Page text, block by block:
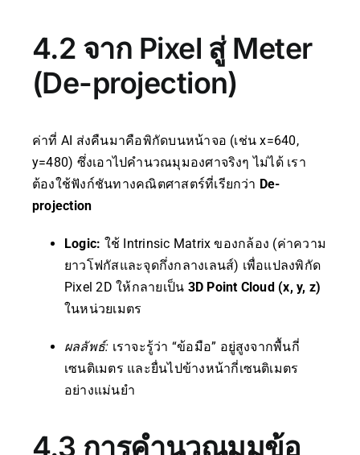
4.2 จาก Pixel สู่ Meter
(De-projection)
ค่าที่ AI ส่งคืนมาคือพิกัดบนหน้าจอ (เช่น x=640,
y=480) ซึ่งเอาไปคำนวณมุมองศาจริงๆ ไม่ได้ เรา
ต้องใช้ฟังก์ชันทางคณิตศาสตร์ที่เรียกว่า De-
projection
Logic: ใช้ Intrinsic Matrix ของกล้อง (ค่าความ
ยาวโฟกัสและจุดกึ่งกลางเลนส์) เพื่อแปลงพิกัด
Pixel 2D ให้กลายเป็น 3D Point Cloud (x, y, z)
ในหน่วยเมตร
ผลลัพธ์: เราจะรู้ว่า “ข้อมือ” อยู่สูงจากพื้นกี่
เซนติเมตร และยื่นไปข้างหน้ากี่เซนติเมตร
อย่างแม่นยำ
4.3 การคำนวณมุมข้อ